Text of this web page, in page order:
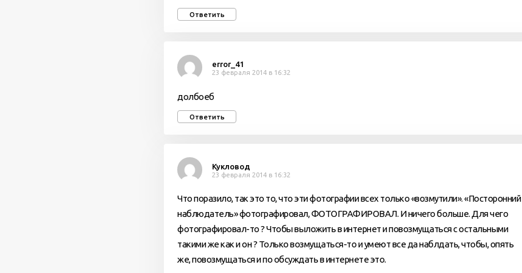
Ответить
error_41
23 февраля 2014 в 16:32
долбоеб
Ответить
Кукловод
23 февраля 2014 в 16:32
Что поразило, так это то, что эти фотографии всех только «возмутили». «Посторонний
наблюдатель» фотографировал, ФОТОГРАФИРОВАЛ. И ничего больше. Для чего
фотографировал-то ? Чтобы выложить в интернет и повозмущаться с остальными
такими же как и он ? Только возмущаться-то и умеют все да наблдать, чтобы, опять
же, повозмущаться и по обсуждать в интернете это.